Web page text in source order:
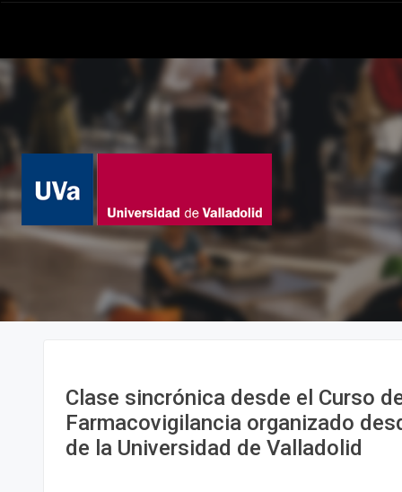
Clase sincrónica desde el Curso
Farmacovigilancia organizado
de la Universidad de Valladolid